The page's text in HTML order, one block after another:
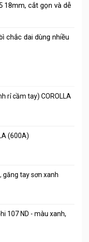
18mm, cắt gọn và dễ
chắc dai dùng nhiều
rỉ cầm tay) COROLLA
(600A)
găng tay sơn xanh
107 ND - màu xanh,